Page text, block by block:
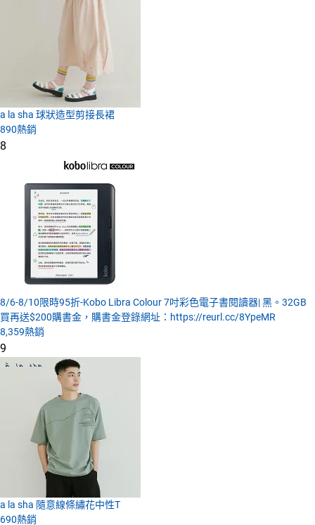
a la sha 球狀造型剪接長裙
890熱銷
8
8/6-8/10限時95折-Kobo Libra Colour 7吋彩色電子書閱讀器| 黑。32GB
買再送$200購書金，購書金登錄網址：https://reurl.cc/8YpeMR
8,359熱銷
9
a la sha 隨意線條繡花中性T
690熱銷